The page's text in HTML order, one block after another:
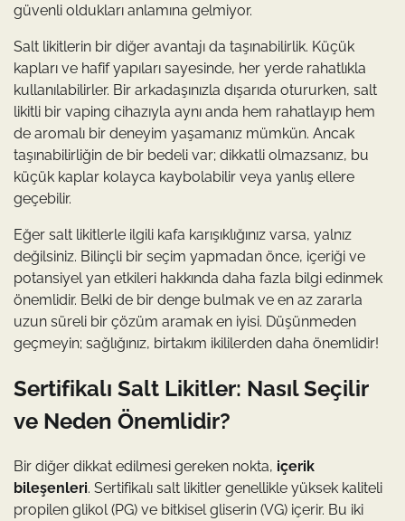
güvenli oldukları anlamına gelmiyor.
Salt likitlerin bir diğer avantajı da taşınabilirlik. Küçük
kapları ve hafif yapıları sayesinde, her yerde rahatlıkla
kullanılabilirler. Bir arkadaşınızla dışarıda otururken, salt
likitli bir vaping cihazıyla aynı anda hem rahatlayıp hem
de aromalı bir deneyim yaşamanız mümkün. Ancak
taşınabilirliğin de bir bedeli var; dikkatli olmazsanız, bu
küçük kaplar kolayca kaybolabilir veya yanlış ellere
geçebilir.
Eğer salt likitlerle ilgili kafa karışıklığınız varsa, yalnız
değilsiniz. Bilinçli bir seçim yapmadan önce, içeriği ve
potansiyel yan etkileri hakkında daha fazla bilgi edinmek
önemlidir. Belki de bir denge bulmak ve en az zararla
uzun süreli bir çözüm aramak en iyisi. Düşünmeden
geçmeyin; sağlığınız, birtakım ikililerden daha önemlidir!
Sertifikalı Salt Likitler: Nasıl Seçilir
ve Neden Önemlidir?
Bir diğer dikkat edilmesi gereken nokta, içerik
bileşenleri. Sertifikalı salt likitler genellikle yüksek kaliteli
propilen glikol (PG) ve bitkisel gliserin (VG) içerir. Bu iki